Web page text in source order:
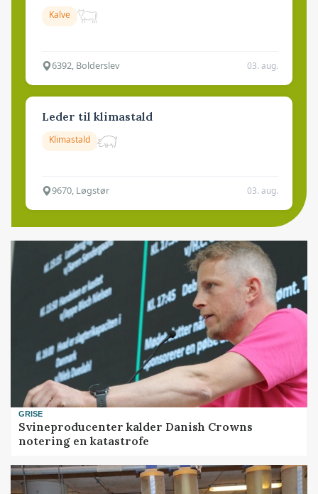
Kalve
6392, Bolderslev 03. aug.
Leder til klimastald
Klimastald
9670, Løgstør 03. aug.
GRISE
Svineproducenter kalder Danish Crowns
notering en katastrofe